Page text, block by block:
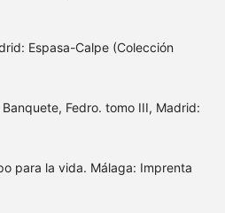
Espasa-Calpe (Colección
Fedro. tomo III, Madrid:
para la vida. Málaga: Imprenta